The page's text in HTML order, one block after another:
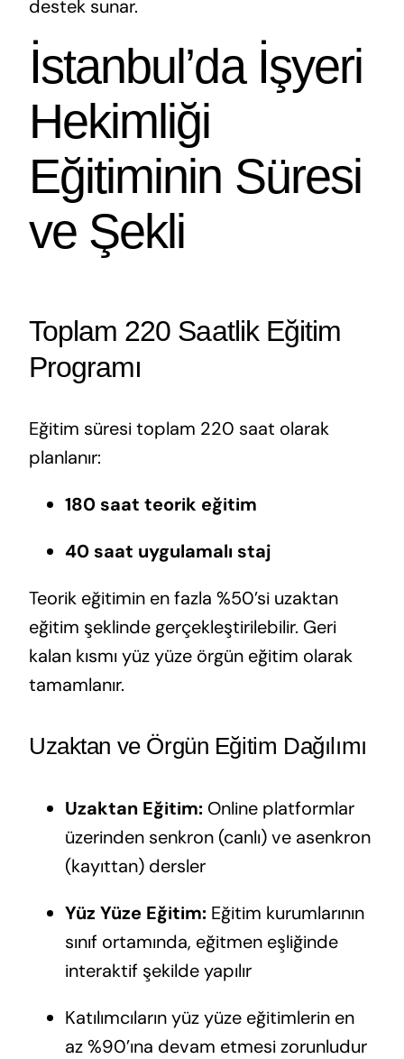
destek sunar.
İstanbul’da İşyeri
Hekimliği
Eğitiminin Süresi
ve Şekli
Toplam 220 Saatlik Eğitim
Programı
Eğitim süresi toplam 220 saat olarak
planlanır:
180 saat teorik eğitim
40 saat uygulamalı staj
Teorik eğitimin en fazla %50’si uzaktan
eğitim şeklinde gerçekleştirilebilir. Geri
kalan kısmı yüz yüze örgün eğitim olarak
tamamlanır.
Uzaktan ve Örgün Eğitim Dağılımı
Uzaktan Eğitim:Online platformlar
üzerinden senkron (canlı) ve asenkron
(kayıttan) dersler
Yüz Yüze Eğitim:Eğitim kurumlarının
sınıf ortamında, eğitmen eşliğinde
interaktif şekilde yapılır
Katılımcıların yüz yüze eğitimlerin en
az %90’ına devam etmesi zorunludur